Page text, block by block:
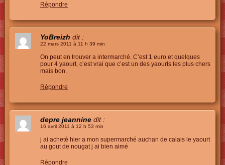
Répondre
YoBreizh dit :
22 mars 2011 à 11 h 39 min
On peut en trouver a intermarché. C’est 1 euro et quelques
pour 4 yaourt, c’est vrai que c’est un des yaourts les plus chers
mais bon.
Répondre
depre jeannine dit :
16 avril 2011 à 12 h 53 min
j ai acheté hier a mon supermarché auchan de calais le yaourt
au gout de nougat j ai bien aimé
Répondre